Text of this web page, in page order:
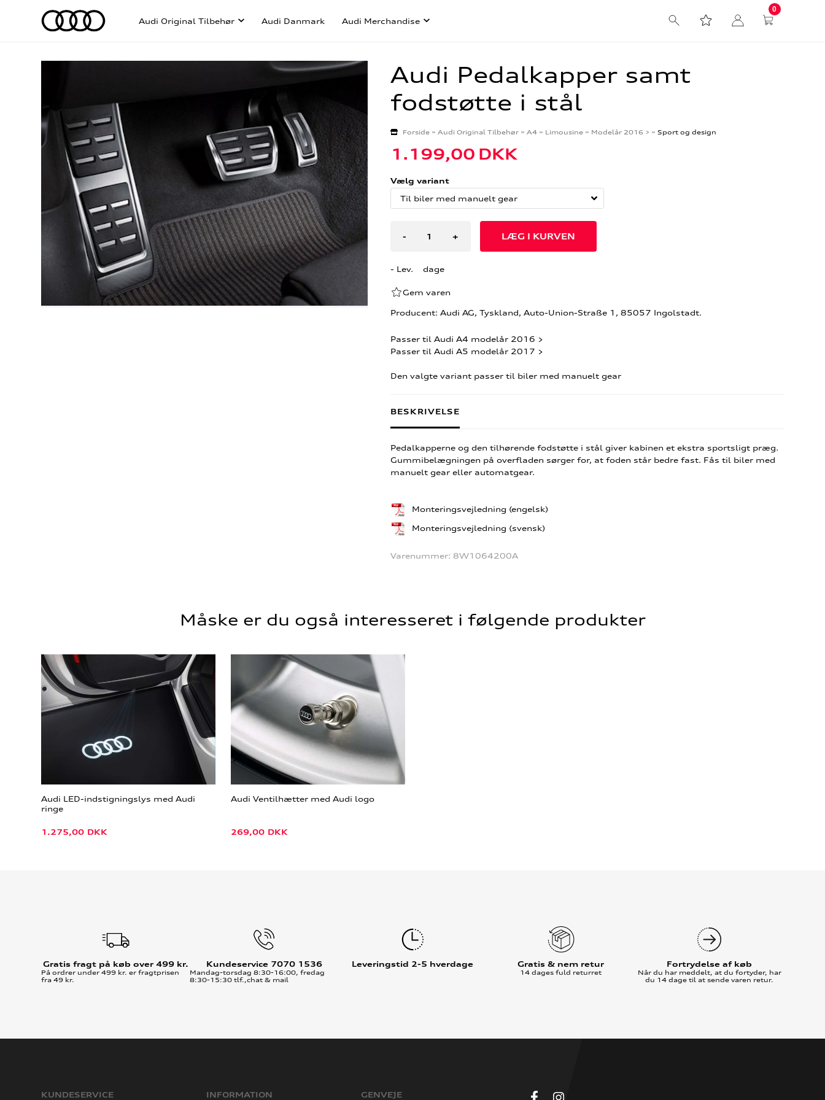
Audi Original Tilbehør Audi Danmark Audi Merchandise
0
Audi Pedalkapper samt
fodstøtte i stål
Forside» Audi Original Tilbehør» A4» Limousine» Modelår 2016 > » Sport og design
1.199,00 DKK
Vælg variant
- +
- Lev. dage
Gem varen
Producent: Audi AG, Tyskland, Auto-Union-Straße 1, 85057 Ingolstadt.
Passer til Audi A4 modelår 2016 >
Passer til Audi A5 modelår 2017 >
Den valgte variant passer til biler med manuelt gear
BESKRIVELSE
Pedalkapperne og den tilhørende fodstøtte i stål giver kabinen et ekstra sportsligt præg.
Gummibelægningen på overfladen sørger for, at foden står bedre fast. Fås til biler med
manuelt gear eller automatgear.
Monteringsvejledning (engelsk)
Monteringsvejledning (svensk)
Varenummer: 8W1064200A
Måske er du også interesseret i følgende produkter
Audi LED-indstigningslys med Audi
ringe
1.275,00 DKK
Audi Ventilhætter med Audi logo
269,00 DKK
Gratis fragt på køb over 499 kr.
På ordrer under 499 kr. er fragtprisen
fra 49 kr.
Kundeservice 7070 1536
Mandag-torsdag 8:30-16:00, fredag
8:30-15:30 tlf.,chat & mail
Leveringstid 2-5 hverdage Gratis & nem retur
14 dages fuld returret
Fortrydelse af køb
Når du har meddelt, at du fortyder, har
du 14 dage til at sende varen retur.
KUNDESERVICE INFORMATION GENVEJE